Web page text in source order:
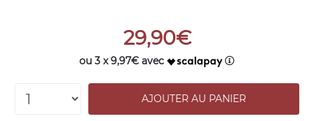
29,90€
ou 3 x 9,97€ avec